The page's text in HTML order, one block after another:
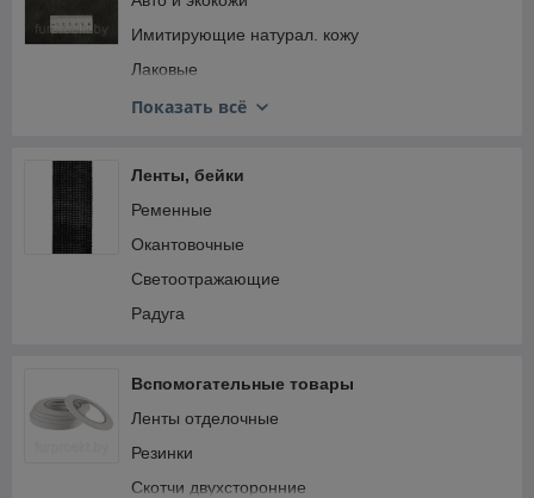
Имитирующие натурал. кожу
Лаковые
Отделочные
Двухсторонние
Экокожи\Микрофибра
Показать всё
Ленты, бейки
Ременные
Окантовочные
Светоотражающие
Радуга
Вспомогательные товары
Ленты отделочные
Резинки
Скотчи двухсторонние